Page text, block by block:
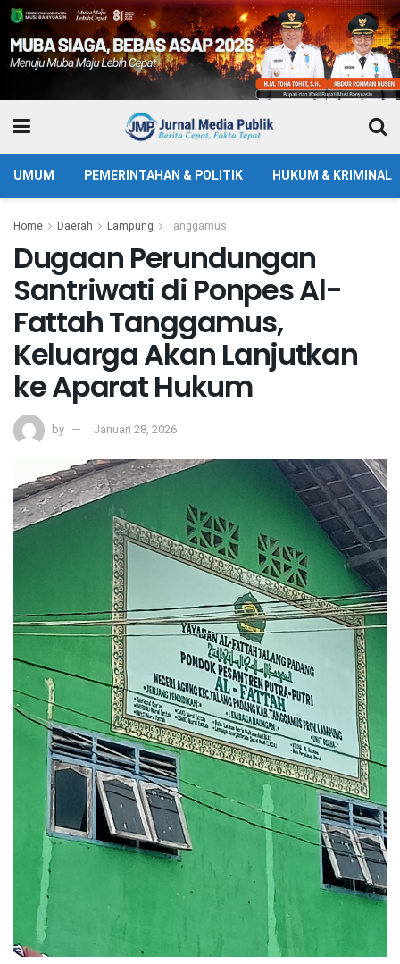
UMUM PEMERINTAHAN & POLITIK HUKUM & KRIMINAL
Home Daerah Lampung Tanggamus
Dugaan Perundungan
Santriwati di Ponpes Al-
Fattah Tanggamus,
Keluarga Akan Lanjutkan
ke Aparat Hukum ‎
by Januari 28, 2026